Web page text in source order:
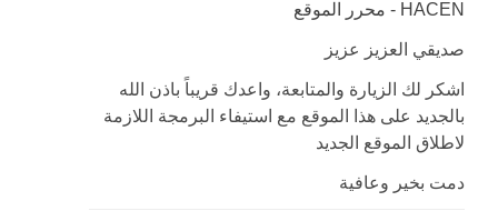
HACEN - محرر الموقع
صديقي العزيز عزيز
اشكر لك الزيارة والمتابعة، واعدك قريباً باذن الله
بالجديد على هذا الموقع مع استيفاء البرمجة اللازمة
لاطلاق الموقع الجديد
دمت بخير وعافية